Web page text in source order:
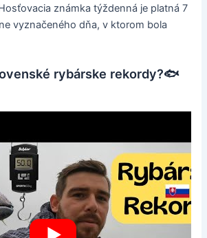
známka týždenná je platná 7
vyznačeného dňa, v ktorom bola
rybárske rekordy?🐟